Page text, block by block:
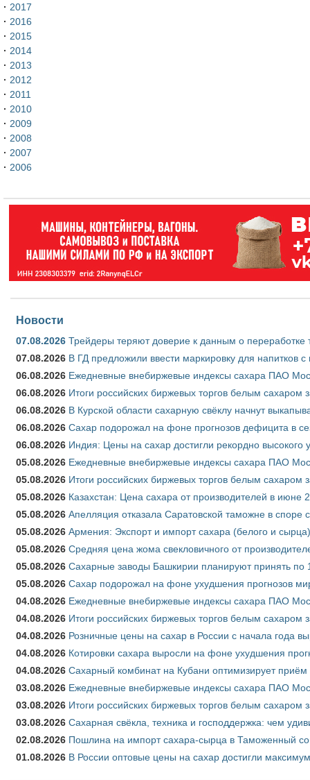
· 2017
· 2016
· 2015
· 2014
· 2013
· 2012
· 2011
· 2010
· 2009
· 2008
· 2007
· 2006
Новости
07.08.2026 Трейдеры теряют доверие к данным о переработке
07.08.2026 В ГД предложили ввести маркировку для напитков
06.08.2026 Ежедневные внебиржевые индексы сахара ПАО
06.08.2026 Итоги российских биржевых торгов белым сахаром
06.08.2026 В Курской области сахарную свёклу начнут
06.08.2026 Сахар подорожал на фоне прогнозов дефицита в
06.08.2026 Индия: Цены на сахар достигли рекордно высокого
05.08.2026 Ежедневные внебиржевые индексы сахара ПАО
05.08.2026 Итоги российских биржевых торгов белым сахаром
05.08.2026 Казахстан: Цена сахара от производителей в июне
05.08.2026 Апелляция отказала Саратовской таможне в
05.08.2026 Армения: Экспорт и импорт сахара (белого и
05.08.2026 Средняя цена жома свекловичного от
05.08.2026 Сахарные заводы Башкирии планируют принять по
05.08.2026 Сахар подорожал на фоне ухудшения прогнозов
04.08.2026 Ежедневные внебиржевые индексы сахара ПАО
04.08.2026 Итоги российских биржевых торгов белым сахаром
04.08.2026 Розничные цены на сахар в России с начала года
04.08.2026 Котировки сахара выросли на фоне ухудшения
04.08.2026 Сахарный комбинат на Кубани оптимизирует приём
03.08.2026 Ежедневные внебиржевые индексы сахара ПАО
03.08.2026 Итоги российских биржевых торгов белым сахаром
03.08.2026 Сахарная свёкла, техника и господдержка: чем
02.08.2026 Пошлина на импорт сахара-сырца в Таможенный
01.08.2026 В России оптовые цены на сахар достигли